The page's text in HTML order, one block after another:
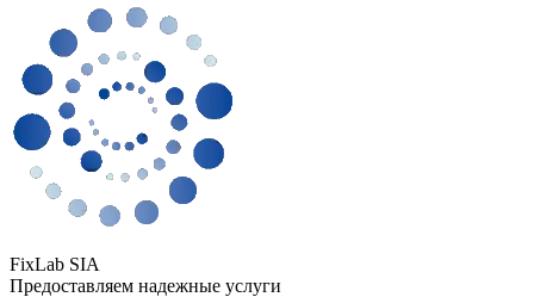
FixLab SIA
Предоставляем надежные услуги